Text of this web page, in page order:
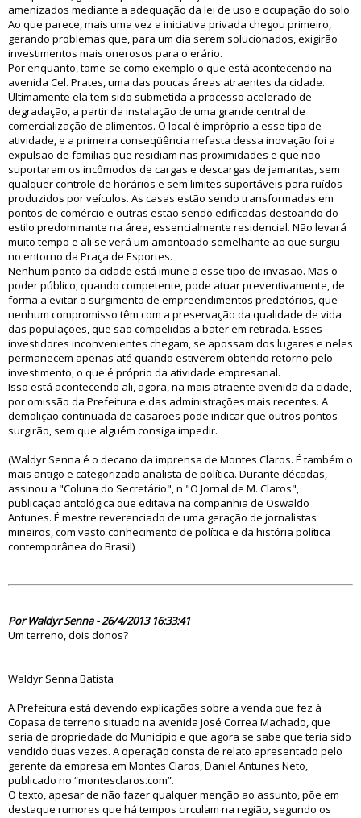
amenizados mediante a adequação da lei de uso e ocupação do solo.
Ao que parece, mais uma vez a iniciativa privada chegou primeiro,
gerando problemas que, para um dia serem solucionados, exigirão
investimentos mais onerosos para o erário.
Por enquanto, tome-se como exemplo o que está acontecendo na
avenida Cel. Prates, uma das poucas áreas atraentes da cidade.
Ultimamente ela tem sido submetida a processo acelerado de
degradação, a partir da instalação de uma grande central de
comercialização de alimentos. O local é impróprio a esse tipo de
atividade, e a primeira conseqüência nefasta dessa inovação foi a
expulsão de famílias que residiam nas proximidades e que não
suportaram os incômodos de cargas e descargas de jamantas, sem
qualquer controle de horários e sem limites suportáveis para ruídos
produzidos por veículos. As casas estão sendo transformadas em
pontos de comércio e outras estão sendo edificadas destoando do
estilo predominante na área, essencialmente residencial. Não levará
muito tempo e ali se verá um amontoado semelhante ao que surgiu
no entorno da Praça de Esportes.
Nenhum ponto da cidade está imune a esse tipo de invasão. Mas o
poder público, quando competente, pode atuar preventivamente, de
forma a evitar o surgimento de empreendimentos predatórios, que
nenhum compromisso têm com a preservação da qualidade de vida
das populações, que são compelidas a bater em retirada. Esses
investidores inconvenientes chegam, se apossam dos lugares e neles
permanecem apenas até quando estiverem obtendo retorno pelo
investimento, o que é próprio da atividade empresarial.
Isso está acontecendo ali, agora, na mais atraente avenida da cidade,
por omissão da Prefeitura e das administrações mais recentes. A
demolição continuada de casarões pode indicar que outros pontos
surgirão, sem que alguém consiga impedir.
(Waldyr Senna é o decano da imprensa de Montes Claros. É também o
mais antigo e categorizado analista de política. Durante décadas,
assinou a "Coluna do Secretário", n "O Jornal de M. Claros",
publicação antológica que editava na companhia de Oswaldo
Antunes. É mestre reverenciado de uma geração de jornalistas
mineiros, com vasto conhecimento de política e da história política
contemporânea do Brasil)
Por Waldyr Senna - 26/4/2013 16:33:41
Um terreno, dois donos?
Waldyr Senna Batista
A Prefeitura está devendo explicações sobre a venda que fez à
Copasa de terreno situado na avenida José Correa Machado, que
seria de propriedade do Município e que agora se sabe que teria sido
vendido duas vezes. A operação consta de relato apresentado pelo
gerente da empresa em Montes Claros, Daniel Antunes Neto,
publicado no “montesclaros.com”.
O texto, apesar de não fazer qualquer menção ao assunto, põe em
destaque rumores que há tempos circulam na região, segundo os